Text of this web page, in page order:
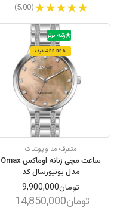
(5.00)
رتبه برتر
33.33% تخفیف
متفرقه مد و پوشاک
ساعت مچی زنانه اوماکس Omax
مدل یونیورسال کد
OYY008I00Qتومان9,900,000
تومان14,850,000